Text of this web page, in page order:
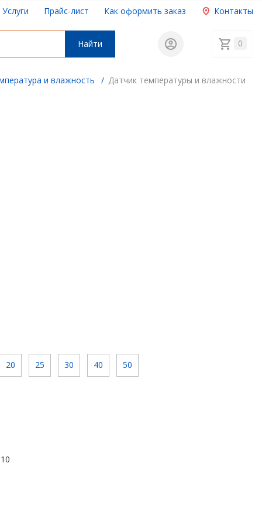
Услуги Прайс-лист Как оформить заказ Контакты
0
Найти
и влажность / Датчик температуры и влажности
20 25 30 40 50